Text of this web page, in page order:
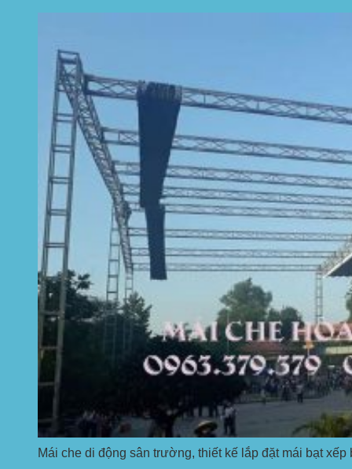
Mái che di động sân trường, thiết kế lắp đặt mái bạt